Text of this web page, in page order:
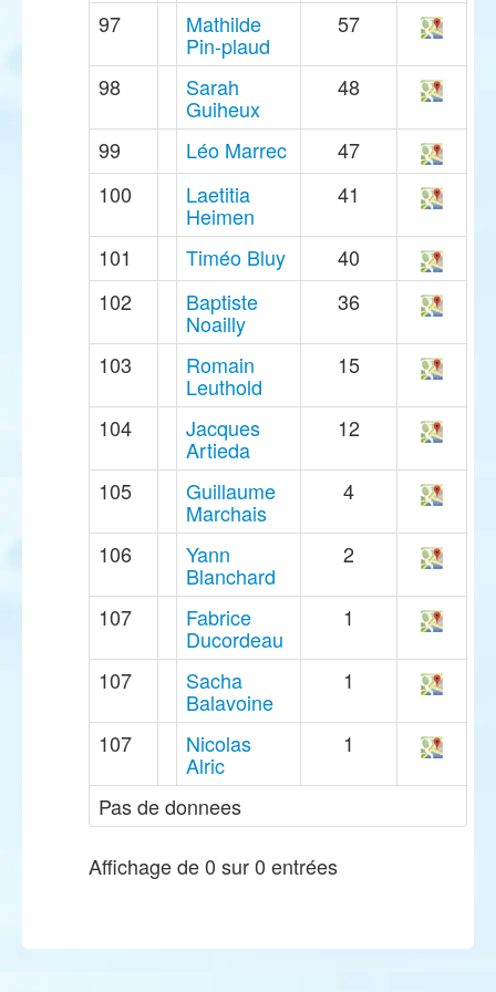
97 Mathilde
Pin-plaud
57
98 Sarah
Guiheux
48
99 Léo Marrec
47
100
Laetitia
Heimen
41
101 Timéo Bluy
40
102
Baptiste
Noailly
36
103 Romain
Leuthold
15
104 Jacques
Artieda
12
105 Guillaume
Marchais
4
106 Yann
Blanchard
2
107 Fabrice
Ducordeau
1
107 Sacha
Balavoine
1
107 Nicolas
Alric
1
Pas de donnees
Affichage de 0 sur 0 entrées